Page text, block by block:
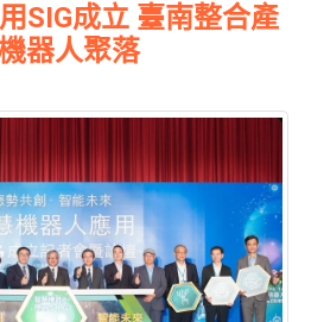
SIG成立 臺南整合產
器人聚落